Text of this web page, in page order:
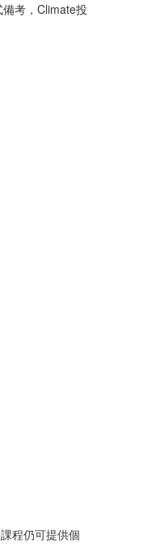
考，Climate投
程仍可提供個